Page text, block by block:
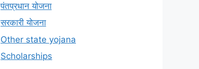
पंतप्रधान योजना
सरकारी योजना
Other state yojana
Scholarships